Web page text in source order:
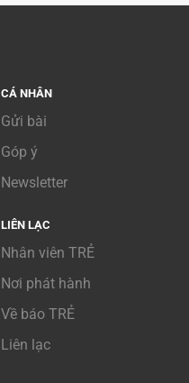
CÁ NHÂN
Gửi bài
Góp ý
Newsletter
LIÊN LẠC
Nhân viên TRẺ
Nơi phát hành
Về báo TRẺ
Liên lạc